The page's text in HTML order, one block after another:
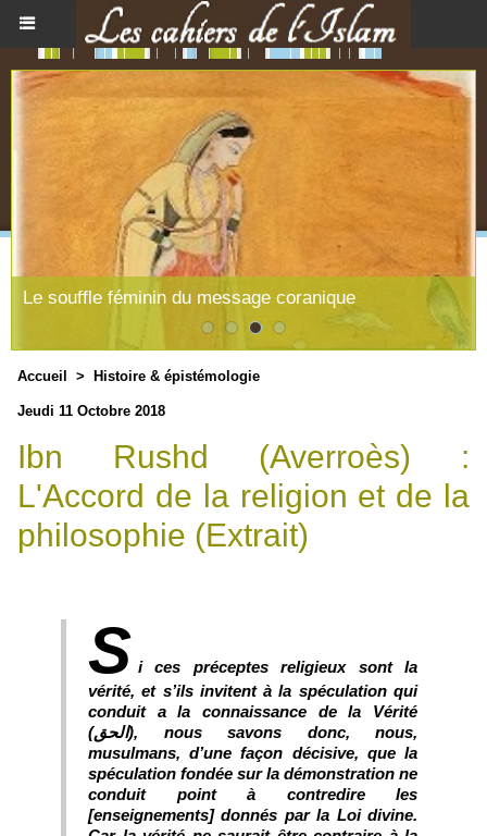
Le souffle féminin du message coranique
Accueil > Histoire & épistémologie
Jeudi 11 Octobre 2018
Ibn Rushd (Averroès) :
L'Accord de la religion et de la
philosophie (Extrait)
S i ces préceptes religieux sont la
vérité, et s’ils invitent à la spéculation qui
conduit a la connaissance de la Vérité
(الحق), nous savons donc, nous,
musulmans, d’une façon décisive, que la
spéculation fondée sur la démonstration ne
conduit point à contredire les
[enseignements] donnés par la Loi divine.